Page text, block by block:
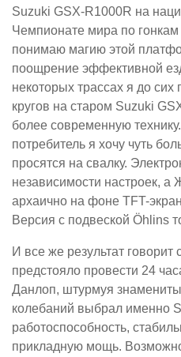
Suzuki GSX-R1000R на
Чемпионате мира по гонкам
понимаю магию этой
поощрение эффективной
некоторых трассах я до
кругов на старом Suzuki
более современную
потребитель я хочу чуть
просятся на свалку.
независимости настроек, а
архаично на фоне TFT-
Версия с подвеской Öhlins
И все же результат
предстояло провести 24
Данлоп, штурмуя
колебаний выбрал именно
работоспособность,
прикладную мощь.